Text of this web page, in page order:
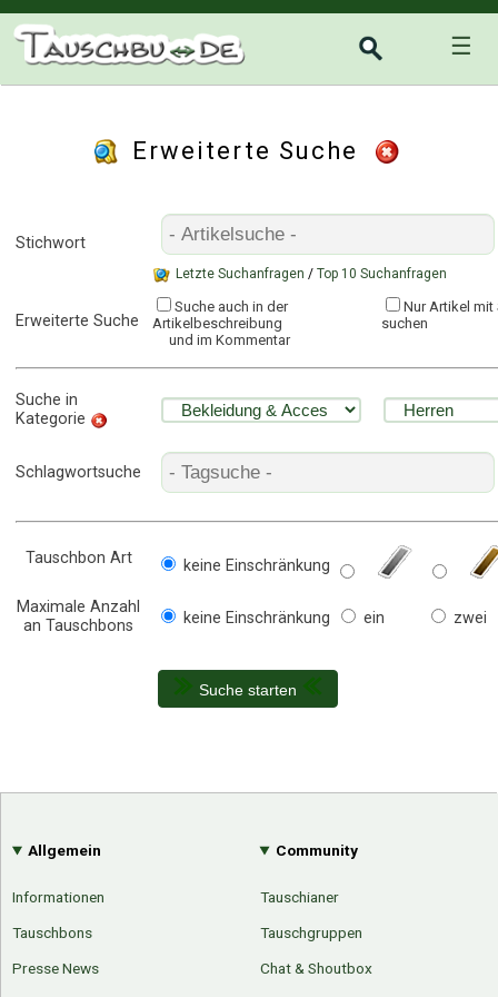
☰
Erweiterte Suche
Stichwort
Letzte Suchanfragen / Top 10 Suchanfragen
Erweiterte Suche
Suche auch in der
Artikelbeschreibung
und im Kommentar
Nur Artikel
suchen
Suche in
Kategorie
Schlagwortsuche
Tauschbon Art keine Einschränkung
Maximale Anzahl
an Tauschbons
keine Einschränkung ein zwei
Suche starten
Allgemein
Informationen
Tauschbons
Presse News
Community
Tauschianer
Tauschgruppen
Chat & Shoutbox